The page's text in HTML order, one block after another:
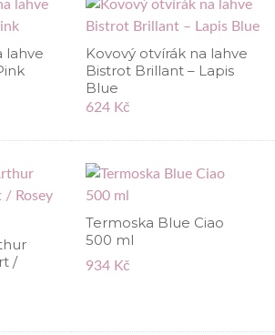
lahve
Kovový otvírák na lahve
Bistrot Brillant – Lapis
Blue
624 Kč
/
Termoska Blue Ciao
500 ml
934 Kč